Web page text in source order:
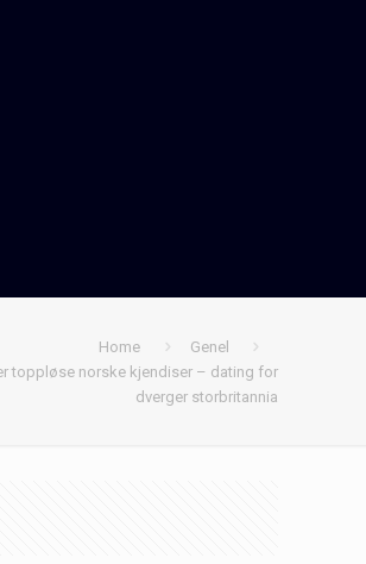
Home
Genel
toppløse norske kjendiser – dating for
dverger storbritannia